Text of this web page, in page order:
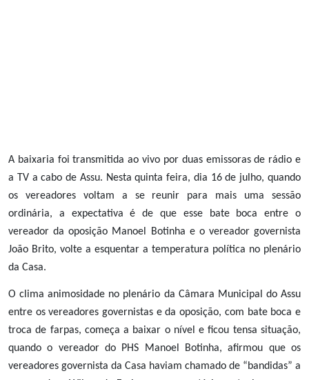
A baixaria foi transmitida ao vivo por duas emissoras de rádio e
a TV a cabo de Assu. Nesta quinta feira, dia 16 de julho, quando
os vereadores voltam a se reunir para mais uma sessão
ordinária, a expectativa é de que esse bate boca entre o
vereador da oposição Manoel Botinha e o vereador governista
João Brito, volte a esquentar a temperatura política no plenário
da Casa.
O clima animosidade no plenário da Câmara Municipal do Assu
entre os vereadores governistas e da oposição, com bate boca e
troca de farpas, começa a baixar o nível e ficou tensa situação,
quando o vereador do PHS Manoel Botinha, afirmou que os
vereadores governista da Casa haviam chamado de “bandidas” a